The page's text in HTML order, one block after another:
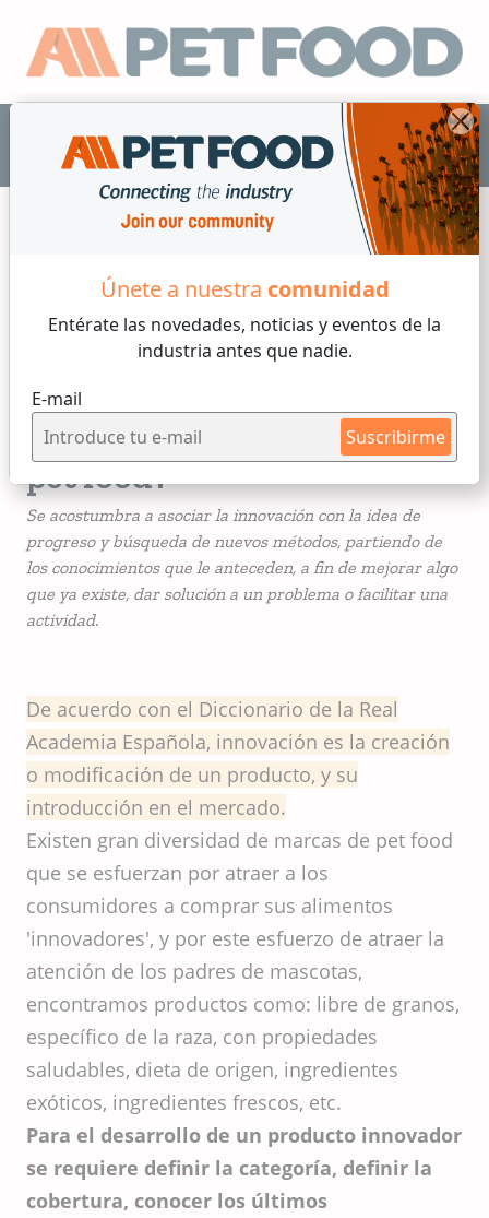
Únete a nuestra comunidad
Entérate las novedades, noticias y eventos de la
industria antes que nadie.
E-mail
Suscribirme
ES
5 min de lectura
Lunes, 02 de Enero, 2023
¿Cómo podemos innovar en
pet food?
Se acostumbra a asociar la innovación con la idea de
progreso y búsqueda de nuevos métodos, partiendo de
los conocimientos que le anteceden, a fin de mejorar algo
que ya existe, dar solución a un problema o facilitar una
actividad.
De acuerdo con el Diccionario de la Real
Academia Española, innovación es la creación
o modificación de un producto, y su
introducción en el mercado.
Existen gran diversidad de marcas de pet food
que se esfuerzan por atraer a los
consumidores a comprar sus alimentos
'innovadores', y por este esfuerzo de atraer la
atención de los padres de mascotas,
encontramos productos como: libre de granos,
específico de la raza, con propiedades
saludables, dieta de origen, ingredientes
exóticos, ingredientes frescos, etc.
Para el desarrollo de un producto innovador
se requiere definir la categoría, definir la
cobertura, conocer los últimos